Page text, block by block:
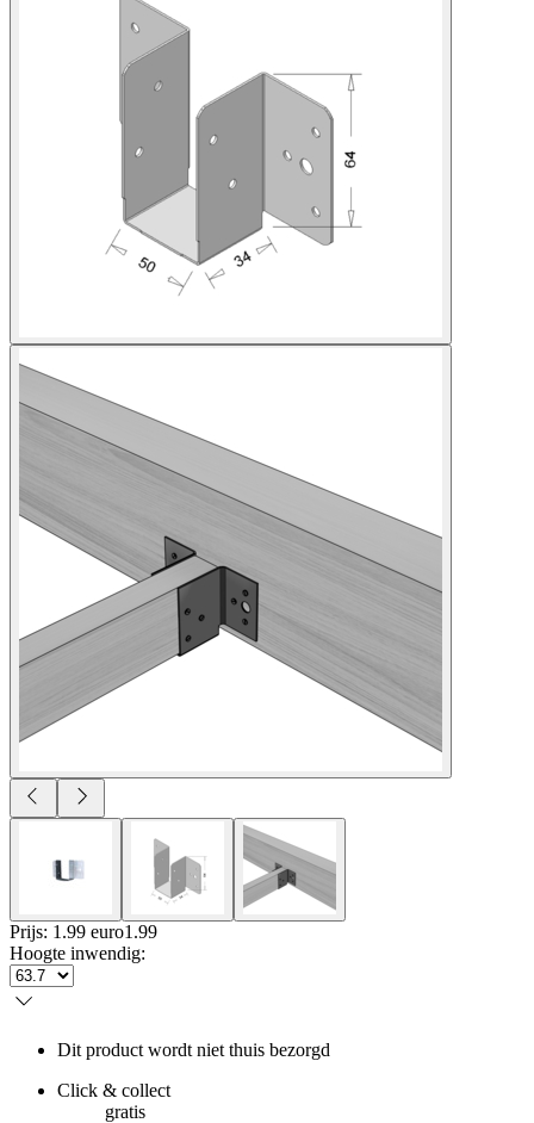
Prijs: 1.99 euro1 .99
Hoogte inwendig:
Dit product wordt niet thuis bezorgd
Click & collect
gratis